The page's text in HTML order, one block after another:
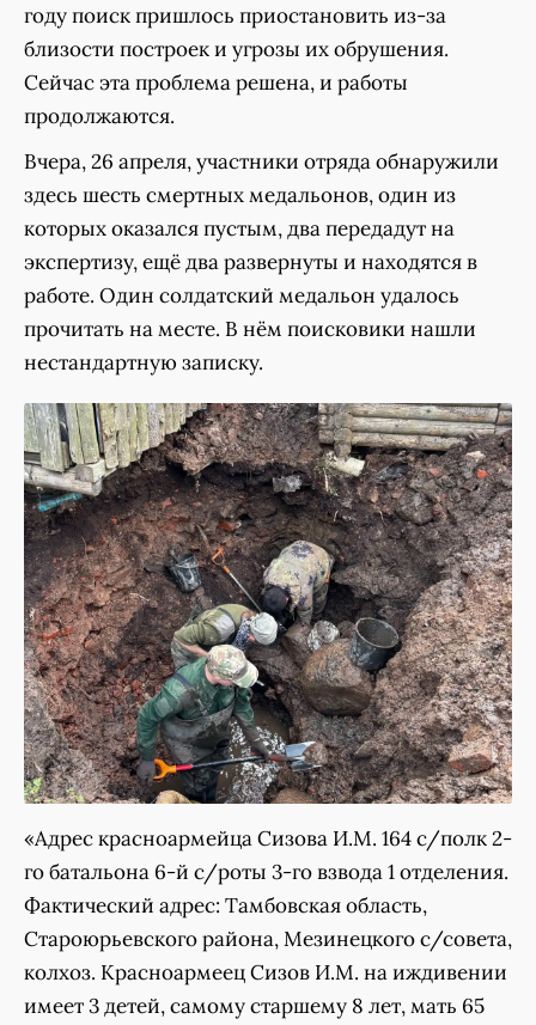
году поиск пришлось приостановить из-за
близости построек и угрозы их обрушения.
Сейчас эта проблема решена, и работы
продолжаются.
Вчера, 26 апреля, участники отряда обнаружили
здесь шесть смертных медальонов, один из
которых оказался пустым, два передадут на
экспертизу, ещё два развернуты и находятся в
работе. Один солдатский медальон удалось
прочитать на месте. В нём поисковики нашли
нестандартную записку.
«Адрес красноармейца Сизова И.М. 164 с/полк 2-
го батальона 6-й с/роты 3-го взвода 1 отделения.
Фактический адрес: Тамбовская область,
Староюрьевского района, Мезинецкого с/совета,
колхоз. Красноармеец Сизов И.М. на иждивении
имеет 3 детей, самому старшему 8 лет, мать 65